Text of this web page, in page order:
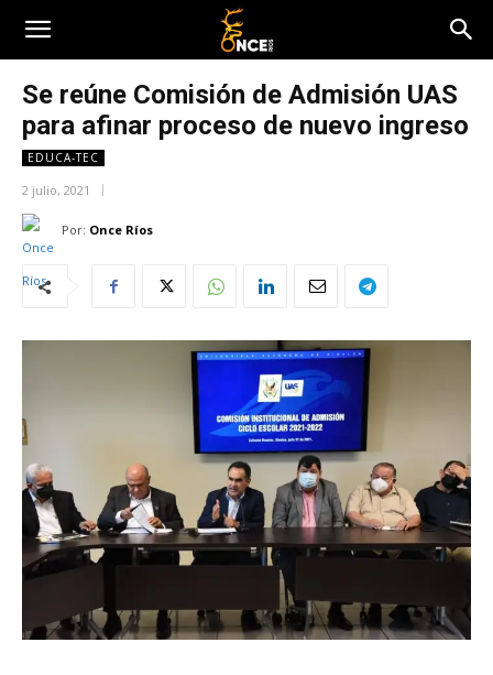
Se reúne Comisión de Admisión UAS
para afinar proceso de nuevo ingreso
EDUCA-TEC
2 julio, 2021
Por: Once Ríos